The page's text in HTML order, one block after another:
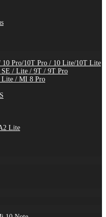
Pro/10T Pro / 10 Lite/10T Lite
/ Lite / 9T / 9T Pro
/ MI 8 Pro
Lite